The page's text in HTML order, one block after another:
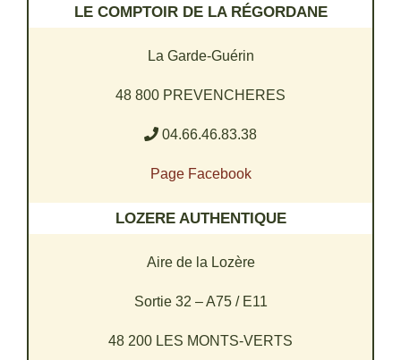
LE COMPTOIR DE LA RÉGORDANE
La Garde-Guérin
48 800 PREVENCHERES
04.66.46.83.38
Page Facebook
LOZERE AUTHENTIQUE
Aire de la Lozère
Sortie 32 – A75 / E11
48 200 LES MONTS-VERTS